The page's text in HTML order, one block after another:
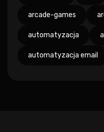
arcade-games
automatyzacja
automatyzacja email